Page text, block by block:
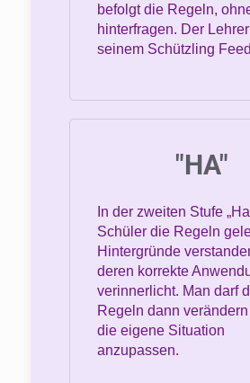
befolgt die Regeln,
hinterfragen. Der
seinem Schützling
"HA"
In der zweiten Stufe
Schüler die Regeln
Hintergründe
deren korrekte
verinnerlicht. Man darf
Regeln dann
die eigene Situation
anzupassen.